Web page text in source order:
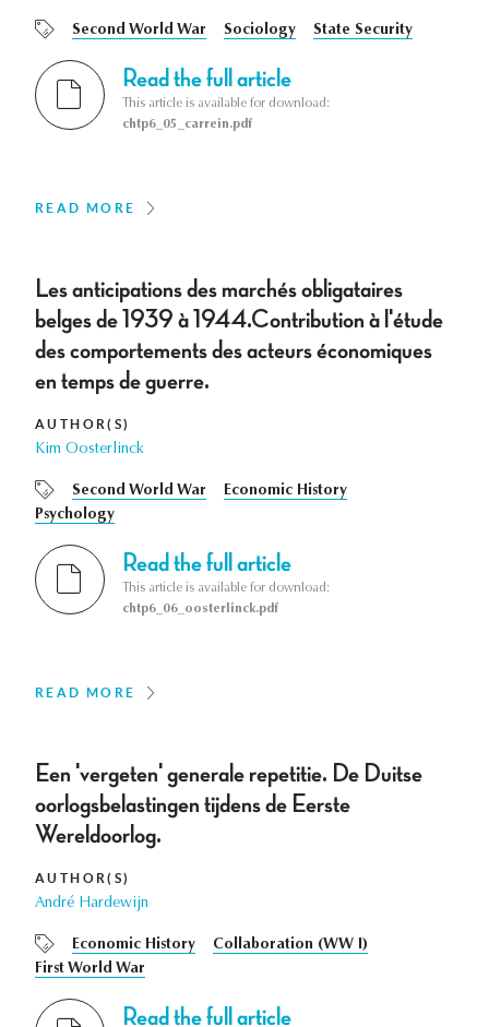
Second World War Sociology State Security
Read the full article
This article is available for download:
chtp6_05_carrein.pdf
READ MORE
Les anticipations des marchés obligataires
belges de 1939 à 1944.Contribution à l'étude
des comportements des acteurs économiques
en temps de guerre.
AUTHOR(S)
Kim Oosterlinck
Second World War
Economic History
Psychology
Read the full article
This article is available for download:
chtp6_06_oosterlinck.pdf
READ MORE
Een 'vergeten' generale repetitie. De Duitse
oorlogsbelastingen tijdens de Eerste
Wereldoorlog.
AUTHOR(S)
André Hardewijn
Economic History
Collaboration (WW I)
First World War
Read the full article